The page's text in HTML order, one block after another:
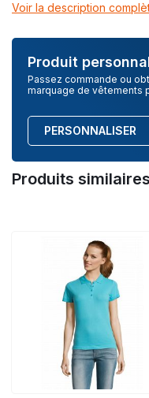
Voir la description
Produit
Passez commande ou
marquage de vêtements
PERSONNALISER
Produits similaires